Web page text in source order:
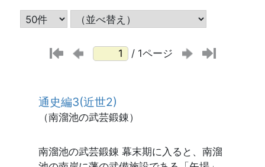
/ 1ページ
通史編3(近世2)
（南溜池の武芸鍛錬）
南溜池の武芸鍛錬 幕末期に入ると、南溜